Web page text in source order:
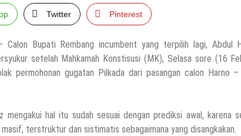
Twitter Pinterest
Calon Bupati Rembang incumbent yang terpilih lagi, Abdul
setelah Mahkamah Konstisusi (MK), Selasa sore (16
permohonan gugatan Pilkada dari pasangan calon Harno –
mengakui hal itu sudah sesuai dengan prediksi awal, karena
terstruktur dan sistimatis sebagaimana yang disangkakan.